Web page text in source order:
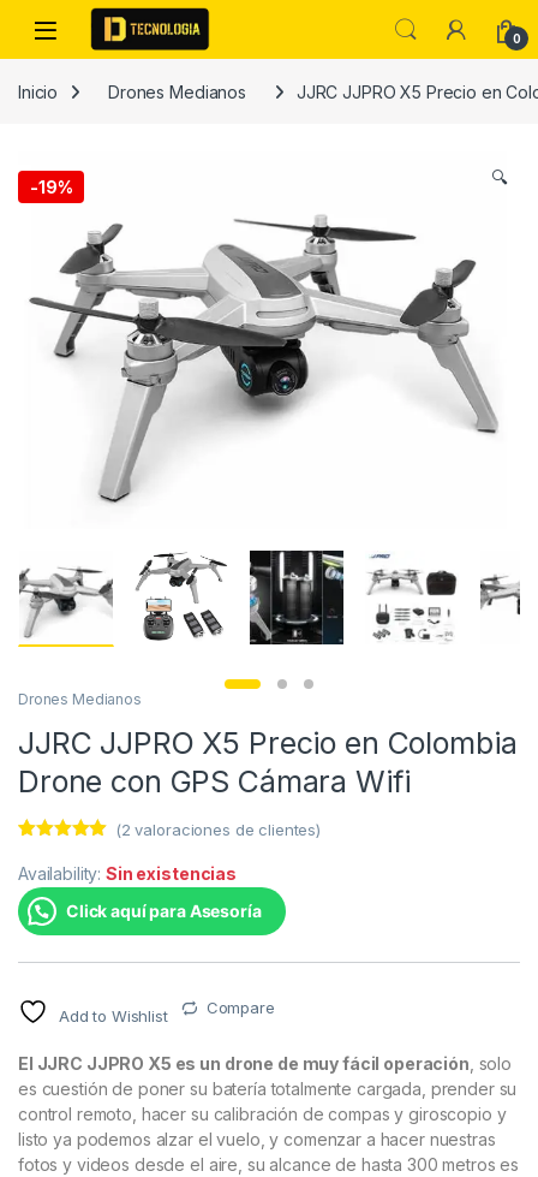
Skip to navigation
Skip to content
0
Inicio Drones Medianos JJRC JJPRO X5 Precio en
-19% 🔍
Drones Medianos
JJRC JJPRO X5 Precio en Colombia
Drone con GPS Cámara Wifi
5.00de 5
en base a
valoracione
s de
clientes
(2 valoraciones de clientes)
Availability:Sin existencias
Click aquí para Asesoría
Add to Wishlist Compare
El JJRC JJPRO X5 es un drone de muy fácil operación , solo
es cuestión de poner su batería totalmente cargada, prender su
control remoto, hacer su calibración de compas y giroscopio y
listo ya podemos alzar el vuelo, y comenzar a hacer nuestras
fotos y videos desde el aire, su alcance de hasta 300 metros es